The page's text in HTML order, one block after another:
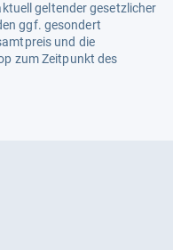
geltender gesetzlicher
ggf. gesondert
und die
zum Zeitpunkt des